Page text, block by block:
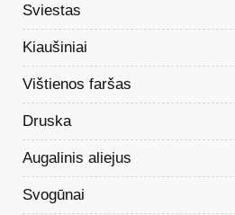
Sviestas
Kiaušiniai
Vištienos faršas
Druska
Augalinis aliejus
Svogūnai